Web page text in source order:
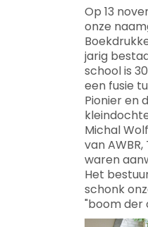
Op 13
onze
jarig
school is
een fusie
Pionier en
Michal
van
waren
Het
schonk
"boom der